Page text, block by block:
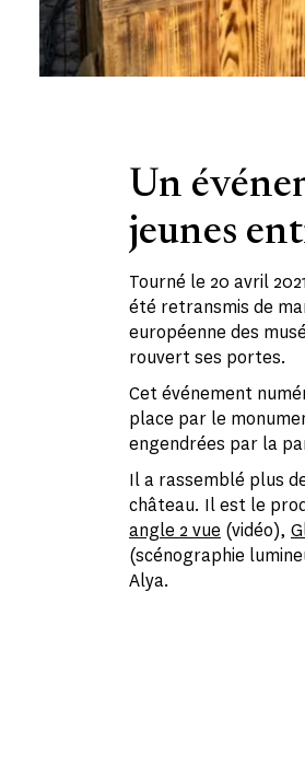
Un
jeunes
Tourné le 20 avril
été retransmis de
européenne des
rouvert ses portes.
Cet événement
place par le
engendrées par la
Il a rassemblé plus
château. Il est le
angle 2 vue (vidéo),
(scénographie
Alya.